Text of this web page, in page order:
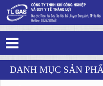
Tag 2 - 39: Ứng
DANH MỤC SẢN